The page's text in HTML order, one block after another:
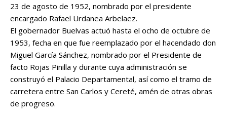
23 de agosto de 1952, nombrado por el presidente
encargado Rafael Urdanea Arbelaez.
El gobernador Buelvas actuó hasta el ocho de octubre de
1953, fecha en que fue reemplazado por el hacendado don
Miguel García Sánchez, nombrado por el Presidente de
facto Rojas Pinilla y durante cuya administración se
construyó el Palacio Departamental, así como el tramo de
carretera entre San Carlos y Cereté, amén de otras obras
de progreso.